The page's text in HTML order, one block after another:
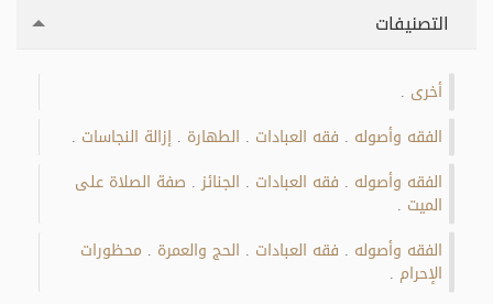
التصنيفات
أخرى
الفقه وأصوله فقه العبادات الطهارة إزالة النجاسات
الفقه وأصوله فقه العبادات الجنائز صفة الصلاة على
الميت
الفقه وأصوله فقه العبادات الحج والعمرة محظورات
الإحرام